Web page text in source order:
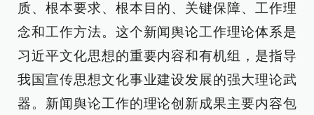
质、根本要求、根本目的、关键保障、工作理
念和工作方法。这个新闻舆论工作理论体系是
习近平文化思想的重要内容和有机组，是指导
我国宣传思想文化事业建设发展的强大理论武
器。新闻舆论工作的理论创新成果主要内容包